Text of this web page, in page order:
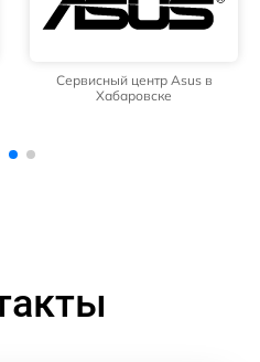
Сервисный центр Asus в
Хабаровске